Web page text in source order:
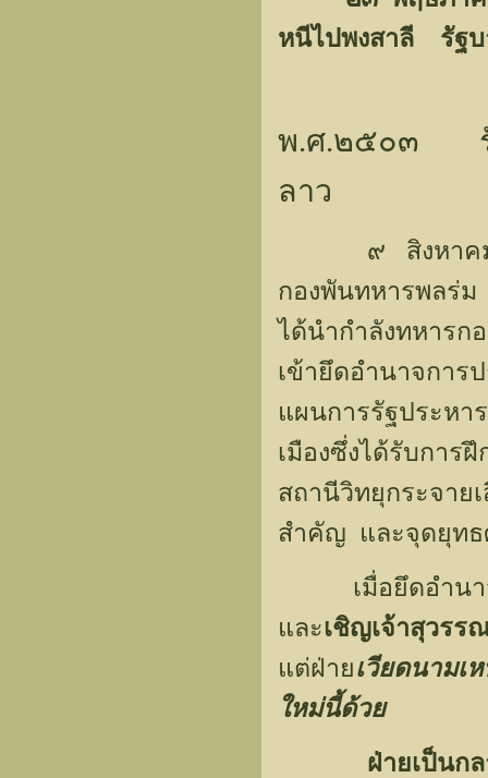
หนีไปพงสาลี รัฐบ
พ.ศ.๒๕๐๓ รัฐ
ลาว
๙ สิงหาค
กองพันทหารพลร่
ได้นำกำลังทหาร
เข้ายึดอำนาจกา
แผนการรัฐประห
เมืองซึ่งได้รับการ
สถานีวิทยุกระจา
สำคัญ และจุดยุทธ
เมื่อยึดอำนาจ
และเชิญเจ้าสุวร
แต่ฝ่ายเวียดนามเ
ใหม่นี้ด้วย
ฝ่ายเป็นก